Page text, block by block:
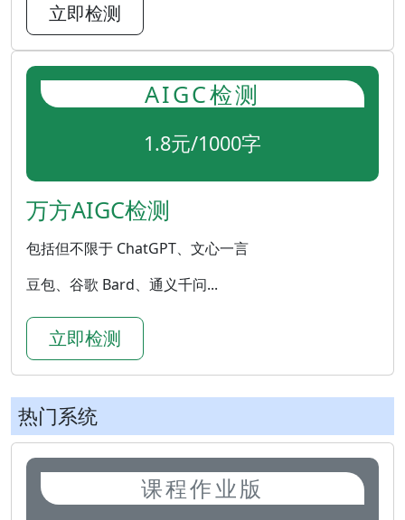
立即检测
AIGC检测
1.8元/1000字
万方AIGC检测
包括但不限于 ChatGPT、文心一言
豆包、谷歌 Bard、通义千问...
立即检测
热门系统
课程作业版